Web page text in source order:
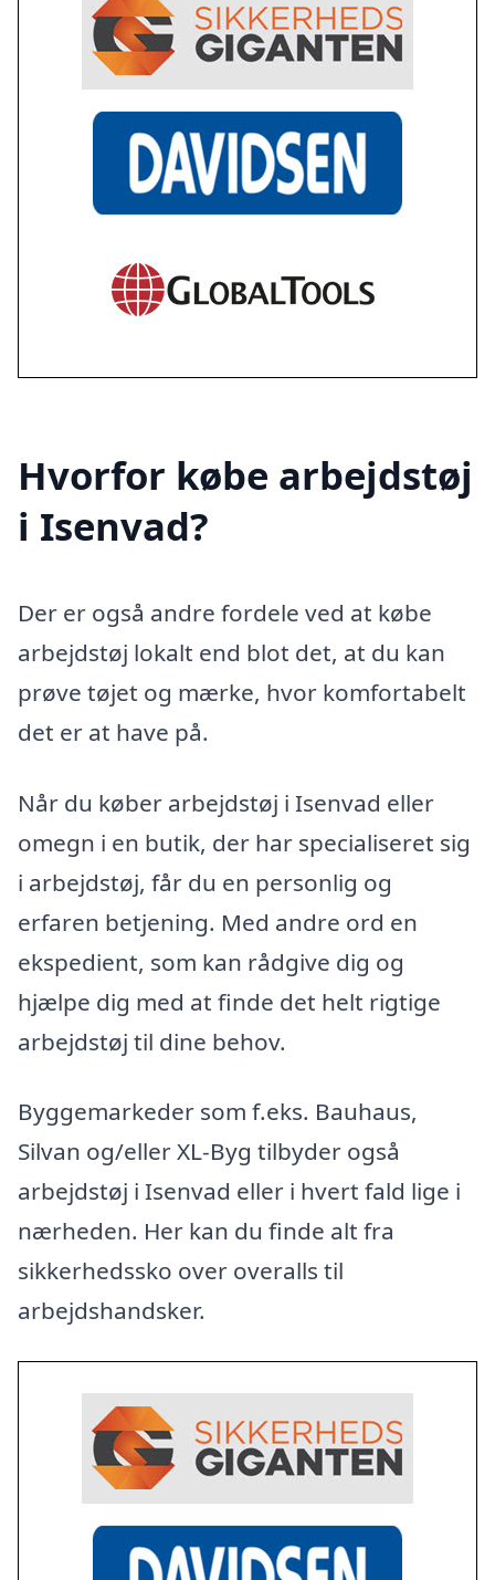
Hvorfor købe arbejdstøj
i Isenvad?
Der er også andre fordele ved at købe
arbejdstøj lokalt end blot det, at du kan
prøve tøjet og mærke, hvor komfortabelt
det er at have på.
Når du køber arbejdstøj i Isenvad eller
omegn i en butik, der har specialiseret sig
i arbejdstøj, får du en personlig og
erfaren betjening. Med andre ord en
ekspedient, som kan rådgive dig og
hjælpe dig med at finde det helt rigtige
arbejdstøj til dine behov.
Byggemarkeder som f.eks. Bauhaus,
Silvan og/eller XL-Byg tilbyder også
arbejdstøj i Isenvad eller i hvert fald lige i
nærheden. Her kan du finde alt fra
sikkerhedssko over overalls til
arbejdshandsker.